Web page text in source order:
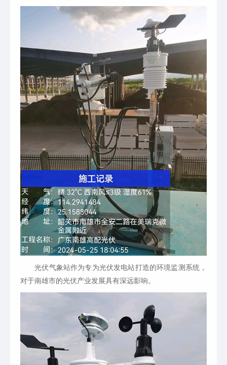
光伏气象站作为专为光伏发电站打造的环境监测系统，
对于南雄市的光伏产业发展具有深远影响。